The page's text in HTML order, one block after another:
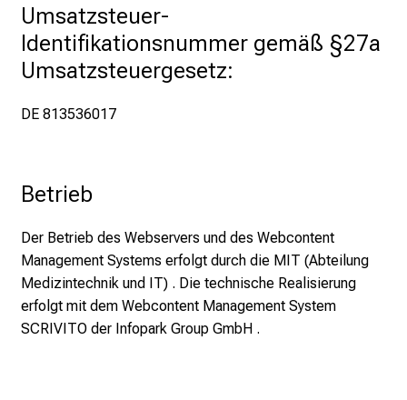
Umsatzsteuer-
Identifikationsnummer gemäß §27a
Umsatzsteuergesetz:
DE 813536017
Betrieb
Der Betrieb des Webservers und des Webcontent
Management Systems erfolgt durch die MIT (Abteilung
Medizintechnik und IT) . Die technische Realisierung
erfolgt mit dem Webcontent Management System
SCRIVITO der Infopark Group GmbH .